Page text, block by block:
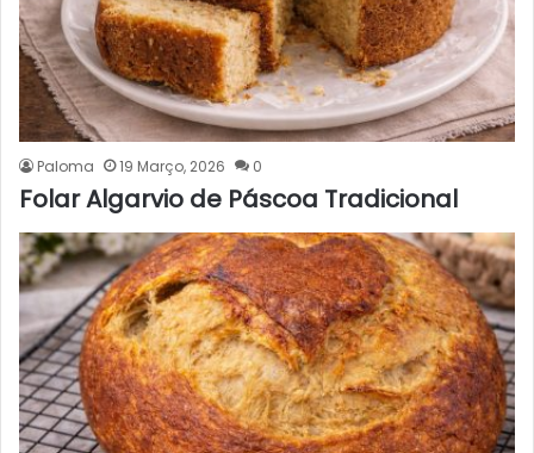
Paloma 19 Março, 2026 0
Folar Algarvio de Páscoa Tradicional